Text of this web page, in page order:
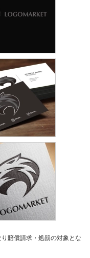
賠償請求・処罰の対象とな